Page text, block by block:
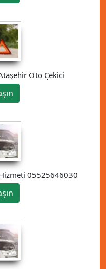
Oto Çekici
05525646030